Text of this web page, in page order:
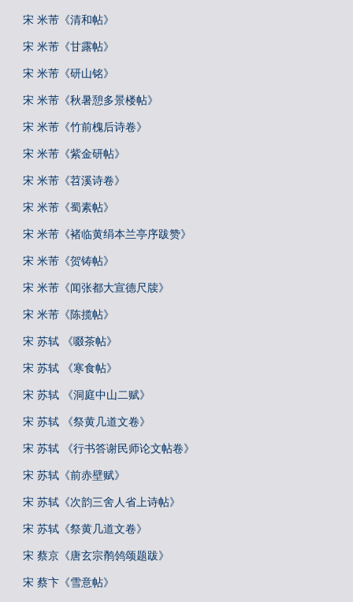
宋 米芾《清和帖》
宋 米芾《甘露帖》
宋 米芾《研山铭》
宋 米芾《秋暑憩多景楼帖》
宋 米芾《竹前槐后诗卷》
宋 米芾《紫金研帖》
宋 米芾《苕溪诗卷》
宋 米芾《蜀素帖》
宋 米芾《褚临黄绢本兰亭序跋赞》
宋 米芾《贺铸帖》
宋 米芾《闻张都大宣德尺牍》
宋 米芾《陈揽帖》
宋 苏轼 《啜茶帖》
宋 苏轼 《寒食帖》
宋 苏轼 《洞庭中山二赋》
宋 苏轼 《祭黄几道文卷》
宋 苏轼 《行书答谢民师论文帖卷》
宋 苏轼《前赤壁赋》
宋 苏轼《次韵三舍人省上诗帖》
宋 苏轼《祭黄几道文卷》
宋 蔡京《唐玄宗鹡鸰颂题跋》
宋 蔡卞《雪意帖》